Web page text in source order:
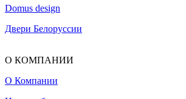
Domus design
Двери Белоруссии
О КОМПАНИИ
О Компании